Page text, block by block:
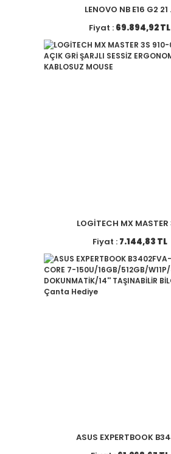
LENOVO NB E16 G2 21
Fiyat : 69.894,92 TL
LOGİTECH MX MASTER
Fiyat : 7.144,83 TL
ASUS EXPERTBOOK